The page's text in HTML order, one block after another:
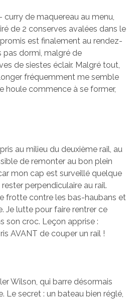
curry de maquereau au menu,
de 2 conserves avalées dans le
est finalement au rendez-
pas dormi, malgré de
de siestes éclair. Malgré tout,
fréquemment me semble
houle commence à se former,
au milieu du deuxième rail, au
de remonter au bon plein
mon cap est surveillé quelque
perpendiculaire au rail.
frotte contre les bas-haubans et
Je lutte pour faire rentrer ce
son croc. Leçon apprise :
AVANT de couper un rail !
Wilson, qui barre désormais
Le secret : un bateau bien réglé,